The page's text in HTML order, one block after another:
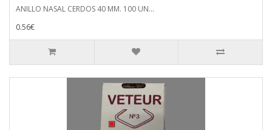
ANILLO NASAL CERDOS 40 MM. 100 UN...
0.56€